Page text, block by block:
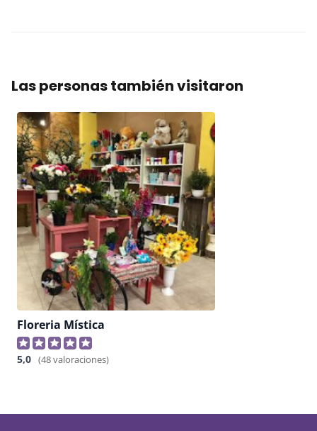
Las personas también visitaron
Floreria Mística
5,0 (48 valoraciones)